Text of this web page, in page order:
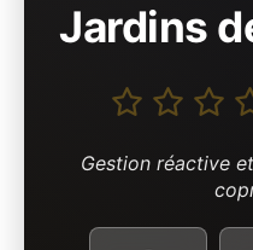
Jardins
Gestion réactive